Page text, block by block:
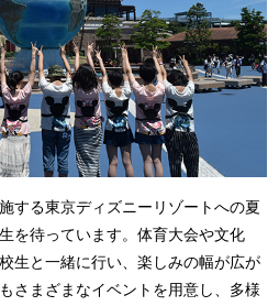
する東京ディズニーリゾートへの夏
を待っています。体育大会や文化
生と一緒に行い、楽しみの幅が広が
さまざまなイベントを用意し、多様